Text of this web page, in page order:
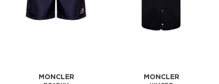
MONCLER MONCLER